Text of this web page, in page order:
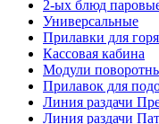
2-ых блюд
Универсальные
Прилавки для
Кассовая кабина
Модули
Прилавок для
Линия раздачи
Линия раздачи